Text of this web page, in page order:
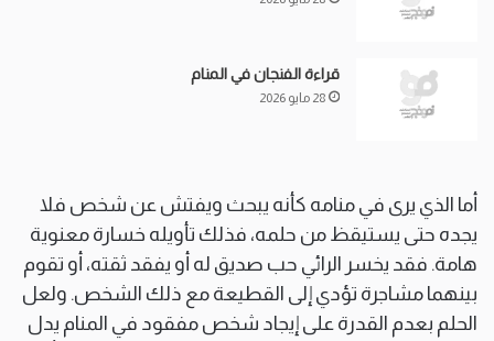
قراءة الفنجان في المنام
28 مايو 2026
أما الذي يرى في منامه كأنه يبحث ويفتش عن شخص فلا
يجده حتى يستيقظ من حلمه، فذلك تأويله خسارة معنوية
هامة. فقد يخسر الرائي حب صديق له أو يفقد ثقته، أو تقوم
بينهما مشاجرة تؤدي إلى القطيعة مع ذلك الشخص. ولعل
الحلم بعدم القدرة على إيجاد شخص مفقود في المنام يدل